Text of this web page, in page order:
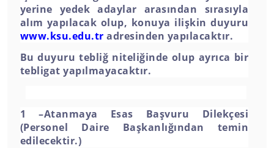
yerine yedek adaylar arasından sırasıyla
alım yapılacak olup, konuya ilişkin duyuru
www.ksu.edu.tr adresinden yapılacaktır.
Bu duyuru tebliğ niteliğinde olup ayrıca bir
tebligat yapılmayacaktır.
1 –Atanmaya Esas Başvuru Dilekçesi
(Personel Daire Başkanlığından temin
edilecektir.)